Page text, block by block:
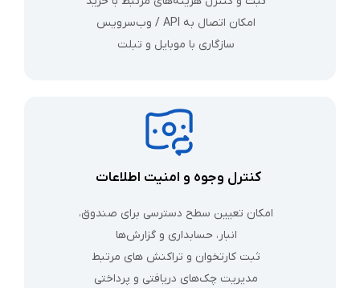
امکان اتصال به API / وب‌سرویس
سازگاری با موبایل و تبلت
کنترل وجوه و امنیت اطلاعات
امکان تعیین سطح دسترسی برای صندوق،
انبار، حسابداری و گزارش‌ها
ثبت کارتخوان و تراکنش‌ های مرتبط
مدیریت چک‌های دریافتی و پرداختی